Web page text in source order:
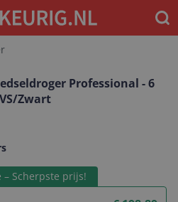
Professional - 6
Zwart
Scherpste prijs!